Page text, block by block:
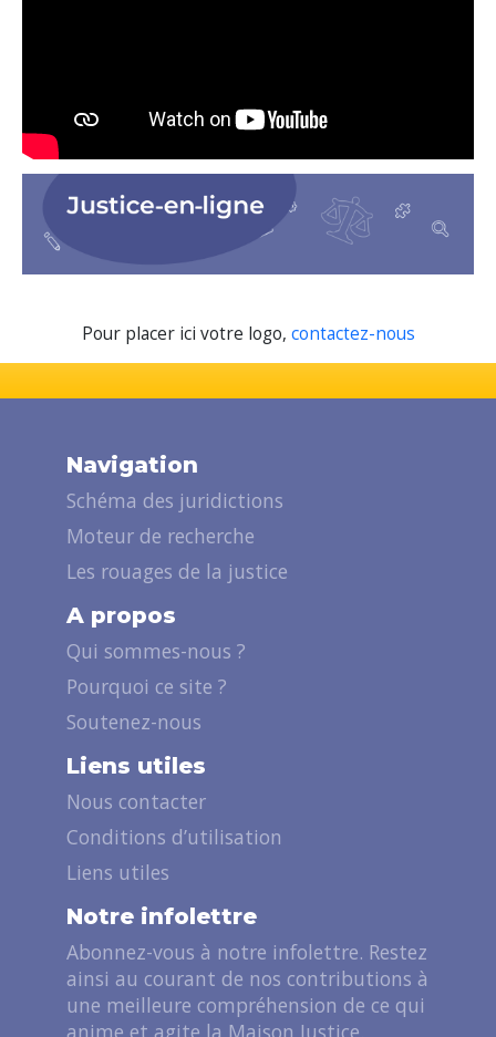
Pour placer ici votre logo, contactez-nous
Navigation
Schéma des juridictions
Moteur de recherche
Les rouages de la justice
A propos
Qui sommes-nous ?
Pourquoi ce site ?
Soutenez-nous
Liens utiles
Nous contacter
Conditions d’utilisation
Liens utiles
Notre infolettre
Abonnez-vous à notre infolettre. Restez
ainsi au courant de nos contributions à
une meilleure compréhension de ce qui